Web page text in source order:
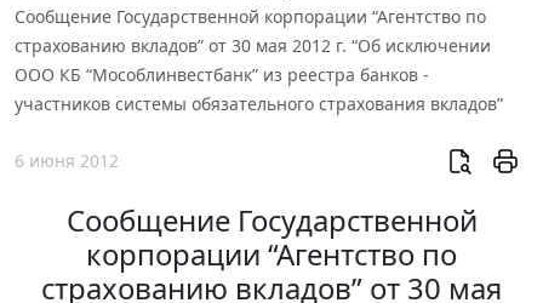
Сообщение Государственной корпорации “Агентство по
страхованию вкладов” от 30 мая 2012 г. “Об исключении
ООО КБ “Мособлинвестбанк” из реестра банков -
участников системы обязательного страхования вкладов”
6 июня 2012
Сообщение Государственной
корпорации “Агентство по
страхованию вкладов” от 30 мая